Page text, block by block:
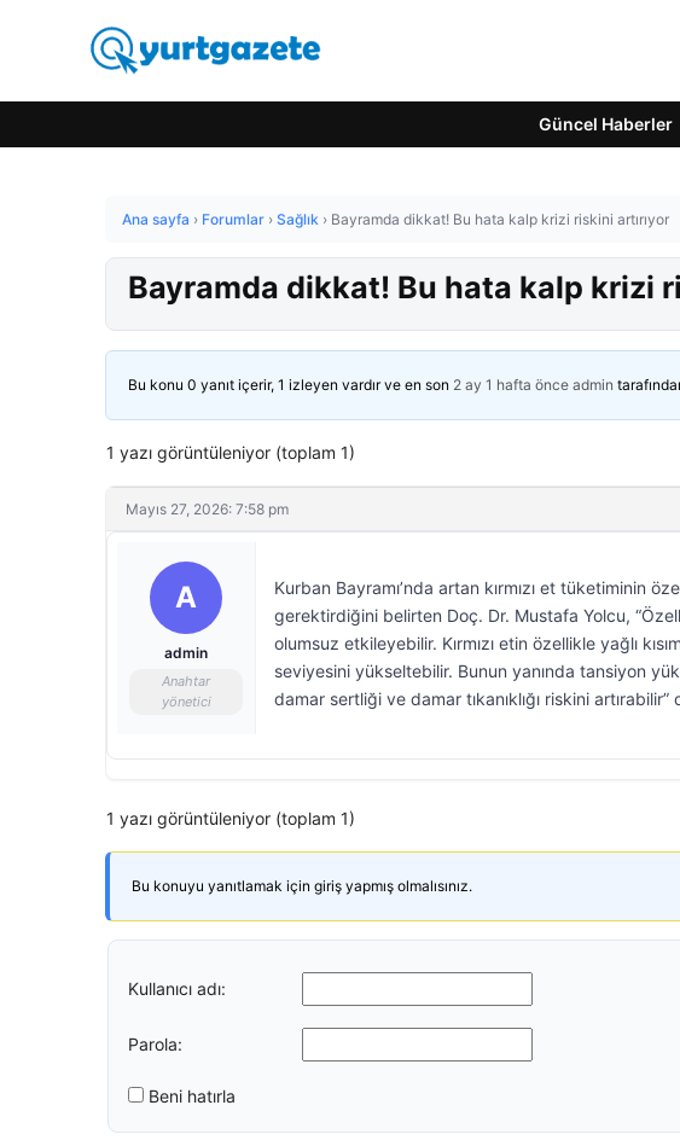
Güncel Haberler
Ana sayfa › Forumlar › Sağlık › Bayramda dikkat! Bu hata kalp krizi riskini artırıyor
Bayramda dikkat! Bu hata kalp krizi
Bu konu 0 yanıt içerir, 1 izleyen vardır ve en son 2 ay 1 hafta önce admin
1 yazı görüntüleniyor (toplam 1)
Mayıs 27, 2026: 7:58 pm
A
admin
Anahtar
yönetici
Kurban Bayramı’nda artan kırmızı et tüketiminin
gerektirdiğini belirten Doç. Dr. Mustafa Yolcu,
olumsuz etkileyebilir. Kırmızı etin özellikle yağlı
seviyesini yükseltebilir. Bunun yanında tansiyon
damar sertliği ve damar tıkanıklığı riskini artırabilir”
1 yazı görüntüleniyor (toplam 1)
Bu konuyu yanıtlamak için giriş yapmış olmalısınız.
Kullanıcı adı:
Parola:
Beni hatırla